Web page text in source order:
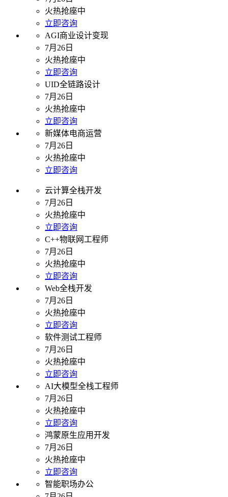
火热抢座中
立即咨询
AGI商业设计变现
7月26日
火热抢座中
立即咨询
UID全链路设计
7月26日
火热抢座中
立即咨询
新媒体电商运营
7月26日
火热抢座中
立即咨询
云计算全栈开发
7月26日
火热抢座中
立即咨询
C++物联网工程师
7月26日
火热抢座中
立即咨询
Web全栈开发
7月26日
火热抢座中
立即咨询
软件测试工程师
7月26日
火热抢座中
立即咨询
AI大模型全栈工程师
7月26日
火热抢座中
立即咨询
鸿蒙原生应用开发
7月26日
火热抢座中
立即咨询
智能职场办公